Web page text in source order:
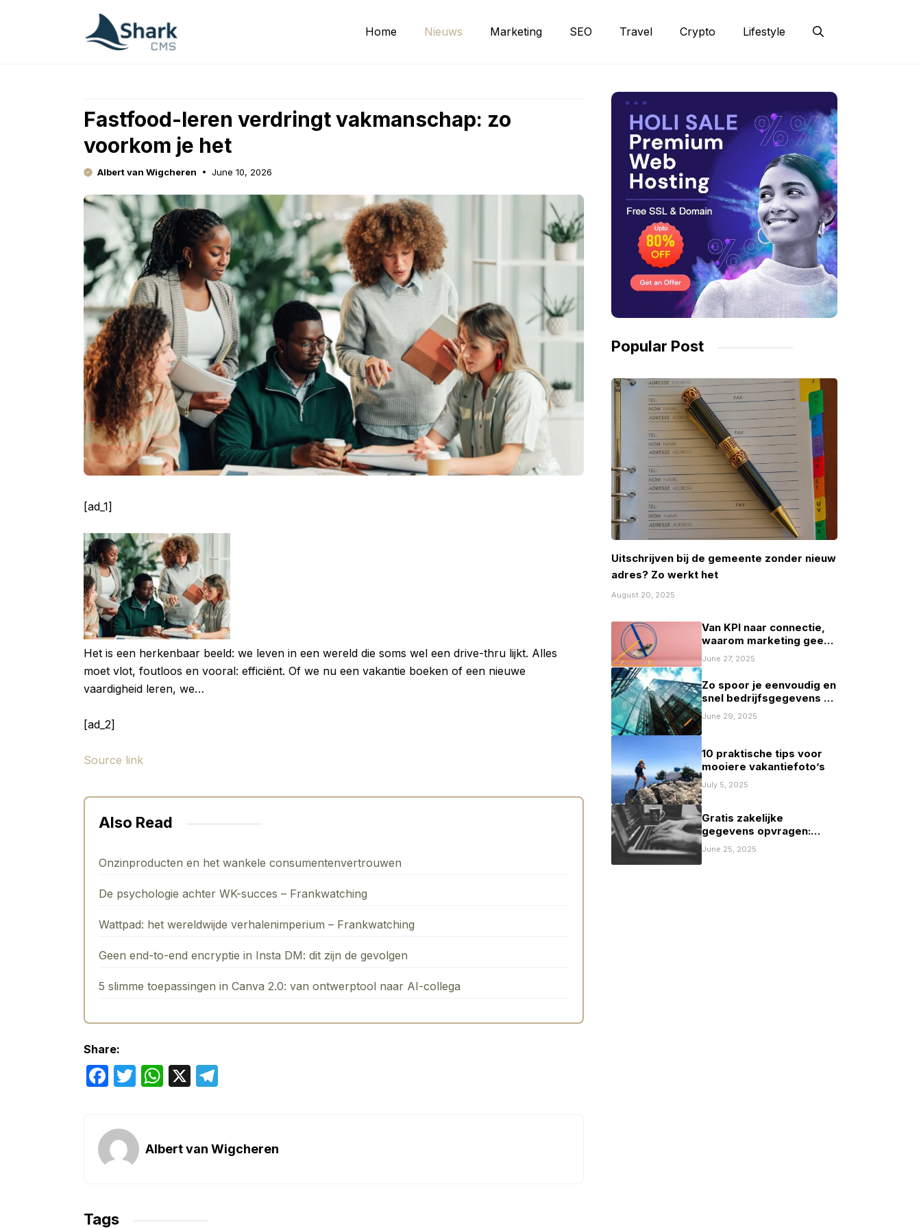
Home Nieuws Marketing SEO Travel Crypto Lifestyle
Fastfood-leren verdringt vakmanschap: zo
voorkom je het
Albert van Wigcheren June 10, 2026
[ad_1]
Het is een herkenbaar beeld: we leven in een wereld die soms wel een drive-thru lijkt. Alles
moet vlot, foutloos en vooral: efficiënt. Of we nu een vakantie boeken of een nieuwe
vaardigheid leren, we…
[ad_2]
Source link
Also Read
Onzinproducten en het wankele consumentenvertrouwen
De psychologie achter WK-succes – Frankwatching
Wattpad: het wereldwijde verhalenimperium – Frankwatching
Geen end-to-end encryptie in Insta DM: dit zijn de gevolgen
5 slimme toepassingen in Canva 2.0: van ontwerptool naar AI-collega
Share:
F
e
b
T
er
W
s
X
gr
a
Albert van Wigcheren
Tags
Popular Post
Uitschrijven bij de gemeente zonder nieuw
adres? Zo werkt het
August 20, 2025
Van KPI naar connectie,
waarom marketing geen
spelletje scoren mag zijn
June 27, 2025
Zo spoor je eenvoudig en
snel bedrijfsgegevens op
in Nederland
June 29, 2025
10 praktische tips voor
mooiere vakantiefoto’s
July 5, 2025
Gratis zakelijke
gegevens opvragen:
mogelijkheden en
beperkingen
June 25, 2025